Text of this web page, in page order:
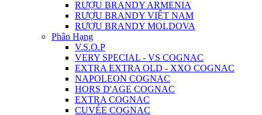
RƯỢU BRANDY ARMENIA
RƯỢU BRANDY VIỆT NAM
RƯỢU BRANDY MOLDOVA
Phân Hạng
V.S.O.P
VERY SPECIAL - VS COGNAC
EXTRA EXTRA OLD - XXO COGNAC
NAPOLEON COGNAC
HORS D'AGE COGNAC
EXTRA COGNAC
CUVÉE COGNAC